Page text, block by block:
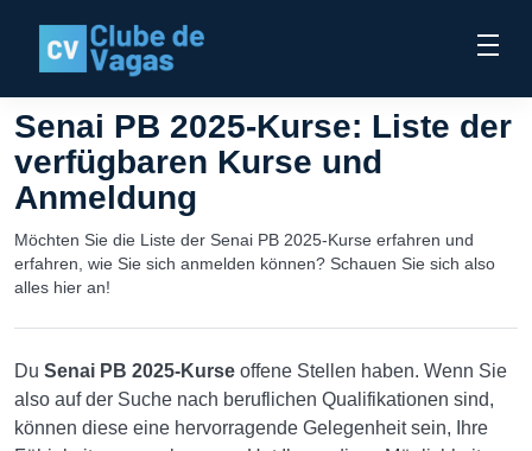
Senai PB 2025-Kurse: Liste der
verfügbaren Kurse und
Anmeldung
Möchten Sie die Liste der Senai PB 2025-Kurse erfahren und
erfahren, wie Sie sich anmelden können? Schauen Sie sich also
alles hier an!
Du Senai PB 2025-Kurse offene Stellen haben. Wenn Sie
also auf der Suche nach beruflichen Qualifikationen sind,
können diese eine hervorragende Gelegenheit sein, Ihre